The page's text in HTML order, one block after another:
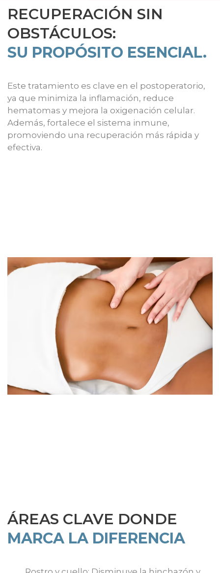
RECUPERACIÓN SIN
OBSTÁCULOS:
SU PROPÓSITO ESENCIAL.
Este tratamiento es clave en el postoperatorio,
ya que minimiza la inflamación, reduce
hematomas y mejora la oxigenación celular.
Además, fortalece el sistema inmune,
promoviendo una recuperación más rápida y
efectiva.
ÁREAS CLAVE DONDE
MARCA LA DIFERENCIA